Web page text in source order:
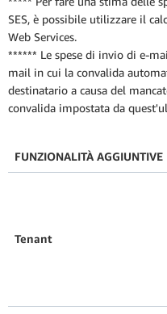
SES, è possibile utilizzare il
Web Services.
****** Le spese di invio di e-
mail in cui la convalida
destinatario a causa del
convalida impostata da
FUNZIONALITÀ AGGIUNTIVE
Tenant